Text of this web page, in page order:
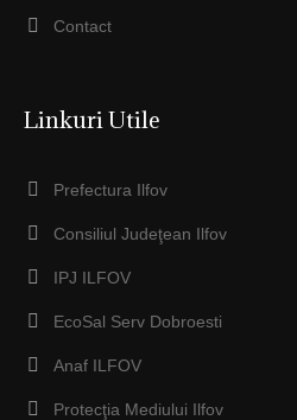
Contact
Linkuri Utile
Prefectura Ilfov
Consiliul Judeţean Ilfov
IPJ ILFOV
EcoSal Serv Dobroesti
Anaf ILFOV
Protecţia Mediului Ilfov